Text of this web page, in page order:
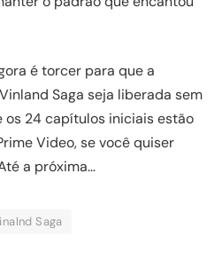
é torcer para que a
Saga seja liberada sem
os 24 capítulos iniciais estão
Video, se você quiser
a próxima…
Saga